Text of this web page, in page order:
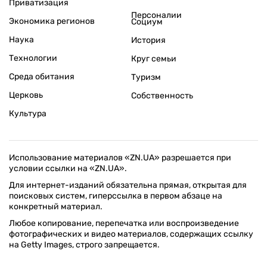
Приватизация
Экономика регионов
Персоналии
Наука
Технологии
Среда обитания
Церковь
Культура
Социум
История
Круг семьи
Туризм
Собственность
Использование материалов «ZN.UA» разрешается при
условии ссылки на «ZN.UA».
Для интернет-изданий обязательна прямая, открытая для
поисковых систем, гиперссылка в первом абзаце на
конкретный материал.
Любое копирование, перепечатка или воспроизведение
фотографических и видео материалов, содержащих ссылку
на Getty Images, строго запрещается.